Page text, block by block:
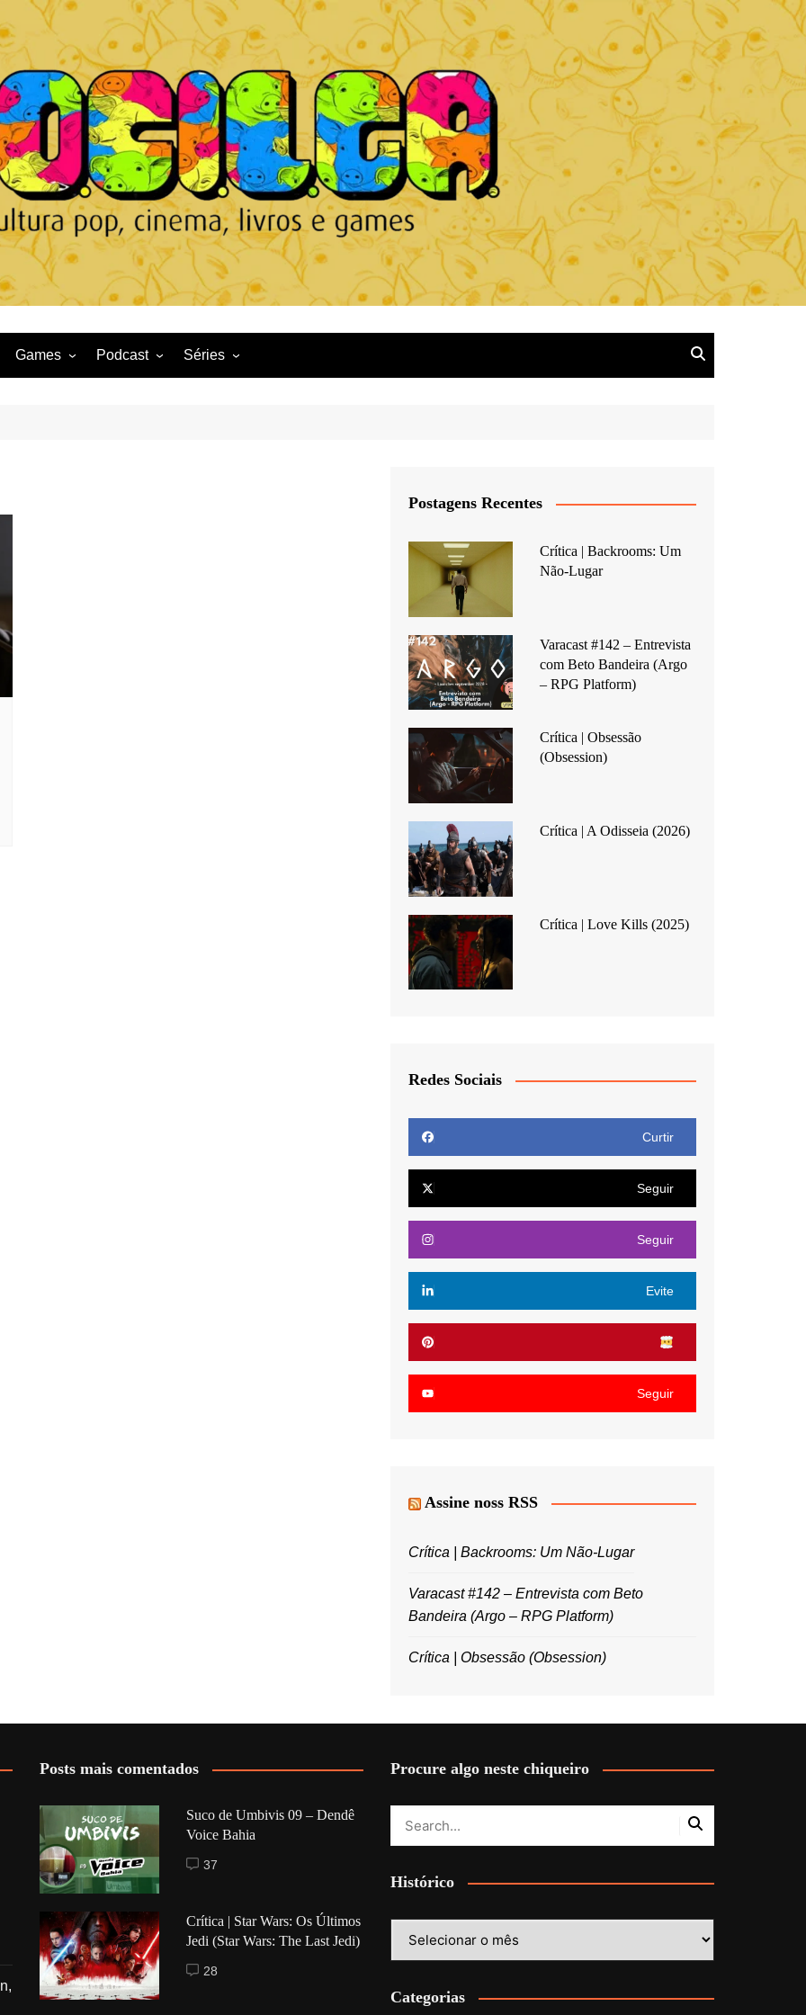
Games Podcast Séries
Postagens Recentes
Crítica | Backrooms: Um
Não-Lugar
Varacast #142 – Entrevista
com Beto Bandeira (Argo
– RPG Platform)
Crítica | Obsessão
(Obsession)
Crítica | A Odisseia (2026)
Crítica | Love Kills (2025)
Redes Sociais
Curtir
Seguir
Seguir
Evite
Seguir
Assine noss RSS
Crítica | Backrooms: Um Não-Lugar
Varacast #142 – Entrevista com Beto
Bandeira (Argo – RPG Platform)
Crítica | Obsessão (Obsession)
Posts mais comentados
Suco de Umbivis 09 – Dendê
Voice Bahia
37
Crítica | Star Wars: Os Últimos
Jedi (Star Wars: The Last Jedi)
28
Procure algo neste chiqueiro
Histórico
Categorias